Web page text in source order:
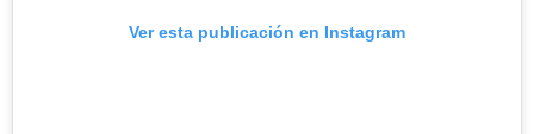
Ver esta publicación en Instagram